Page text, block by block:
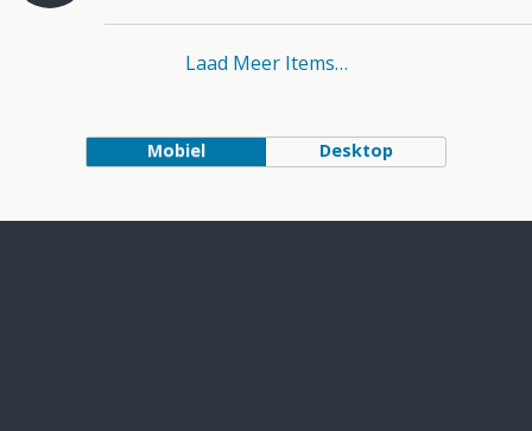
Laad Meer Items…
Mobiel Desktop